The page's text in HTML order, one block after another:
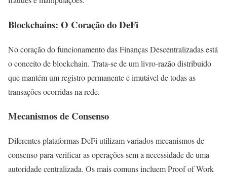
Blockchains: O Coração do DeFi
No coração do funcionamento das Finanças Descentralizadas está
o conceito de blockchain. Trata-se de um livro-razão distribuído
que mantém um registro permanente e imutável de todas as
transações ocorridas na rede.
Mecanismos de Consenso
Diferentes plataformas DeFi utilizam variados mecanismos de
consenso para verificar as operações sem a necessidade de uma
autoridade centralizada. Os mais comuns incluem Proof of Work